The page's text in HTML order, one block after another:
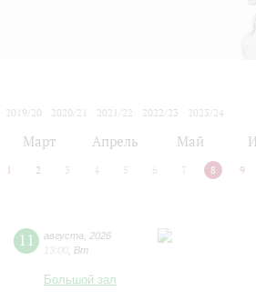
2019/20
2020/21 2021/22 2022/23
2023/24
Март Апрель Май
1 2 3 4 5 6 7 8 9
11 августа
2026
13:00 Вт
Большой зал